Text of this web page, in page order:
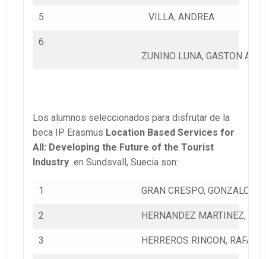
5 VILLA, ANDREA
6
ZUNINO LUNA, GASTON
Los alumnos seleccionados para disfrutar de la
beca IP Erasmus Location Based Services for
All: Developing the Future of the Tourist
Industry en Sundsvall, Suecia son:
1 GRAN CRESPO, GONZALO
2 HERNANDEZ MARTINEZ,
3 HERREROS RINCON, RAFAEL